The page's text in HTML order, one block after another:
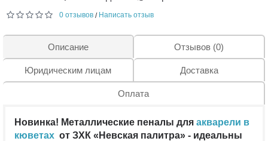
0 отзывов / Написать отзыв
Описание Отзывов (0)
Юридическим лицам Доставка
Оплата
Новинка! Металлические пеналы для акварели в
кюветах от ЗХК «Невская палитра» - идеальны